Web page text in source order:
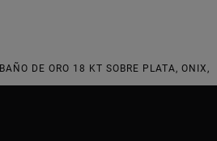
DE ORO 18 KT SOBRE PLATA, ONIX,